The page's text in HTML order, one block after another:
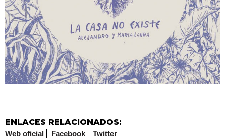
ENLACES RELACIONADOS:
Web oficial Facebook Twitter